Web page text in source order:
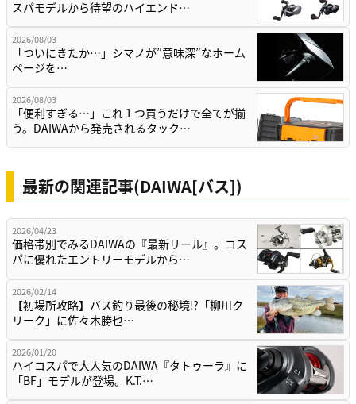
スパモデルから待望のハイエンド…
2026/08/03
「ついにきたか…」シマノが”意味深”なホーム
ページを…
2026/08/03
「便利すぎる…」これ１つ買うだけで全てが揃
う。DAIWAから発売されるタック…
最新の関連記事(DAIWA[バス])
2026/04/23
価格帯別でみるDAIWAの『最新リール』。コス
パに優れたエントリーモデルから…
2026/02/14
【初場所攻略】バス釣り最後の秘境⁉「柳川ク
リーク」に佐々木勝也…
2026/01/20
ハイコスパで大人気のDAIWA『タトゥーラ』に
「BF」モデルが登場。K.T.…